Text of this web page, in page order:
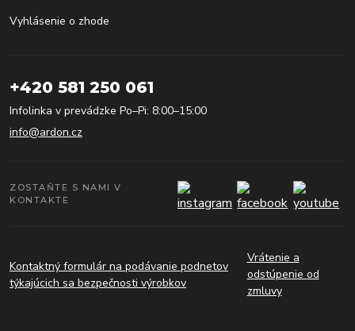
Vyhlásenie o zhode
+420 581 250 061
Infolinka v prevádzke Po–Pi: 8:00–15:00
info@ardon.cz
ZOSTAŇTE S NAMI V
KONTAKTE
Kontaktný formulár na podávanie podnetov
týkajúcich sa bezpečnosti výrobkov
Vrátenie a
odstúpenie od
zmluvy